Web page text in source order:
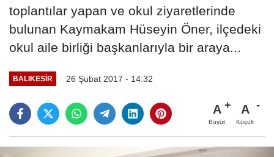
toplantılar yapan ve okul ziyaretlerinde
bulunan Kaymakam Hüseyin Öner, ilçedeki
okul aile birliği başkanlarıyla bir araya...
BALIKESIR 26 Şubat 2017 - 14:32
A
Büyüt
A
Küçült